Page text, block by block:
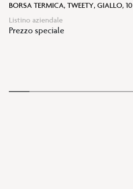
BORSA TERMICA, TWEETY, GIALLO,
Listino aziendale
Prezzo speciale